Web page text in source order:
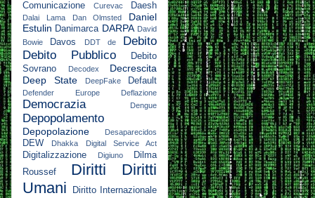
Comunicazione
Curevac Daesh
Dalai Lama Dan Olmsted
Daniel
Estulin Danimarca DARPA David
Bowie
Davos DDT de
Debito
Debito Pubblico
Debito
Sovrano
Decodex
Decrescita
Deep State
DeepFake Default
Defender Europe Deflazione
Democrazia Dengue
Depopolamento
Depopolazione Desaparecidos
DEW Dhakka Digital Service Act
Digitalizzazione Digiuno
Dilma
Roussef
Diritti
Diritti
Umani
Diritto Internazionale